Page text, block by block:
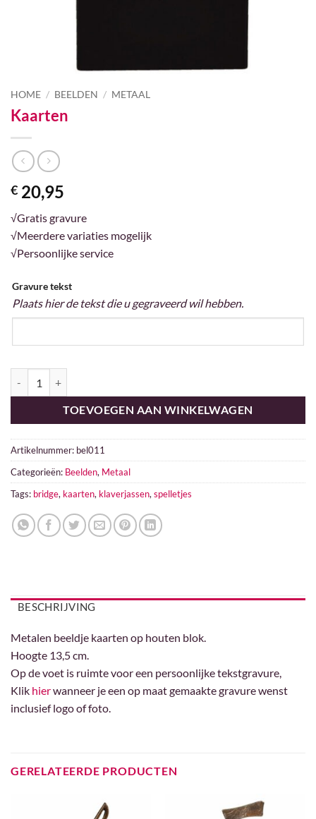
HOME / BEELDEN / METAAL
Kaarten
€ 20,95
√Gratis gravure
√Meerdere variaties mogelijk
√Persoonlijke service
Gravure tekst
Plaats hier de tekst die u gegraveerd wil hebben.
TOEVOEGEN AAN WINKELWAGEN
Artikelnummer: bel011
Categorieën: Beelden, Metaal
Tags: bridge, kaarten, klaverjassen,spelletjes
BESCHRIJVING
Metalen beeldje kaarten op houten blok.
Hoogte 13,5 cm.
Op de voet is ruimte voor een persoonlijke tekstgravure,
Klik hierwanneer je een op maat gemaakte gravure wenst
inclusief logo of foto.
GERELATEERDE PRODUCTEN